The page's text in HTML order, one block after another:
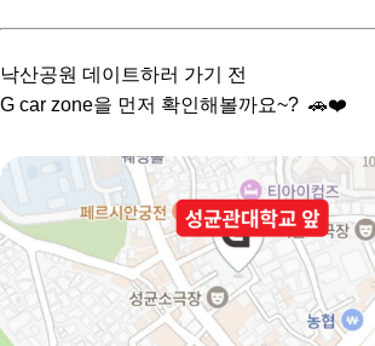
낙산공원 데이트하러 가기 전
G car zone을 먼저 확인해볼까요~? 🚗❤️